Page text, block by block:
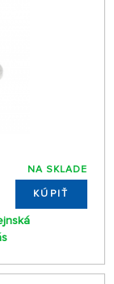
NA SKLADE
KÚPIŤ